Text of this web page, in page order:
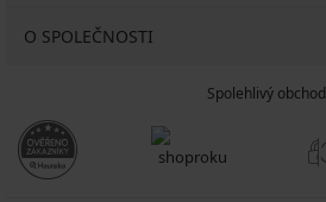
O SPOLEČNOSTI
Spolehlivý obchod